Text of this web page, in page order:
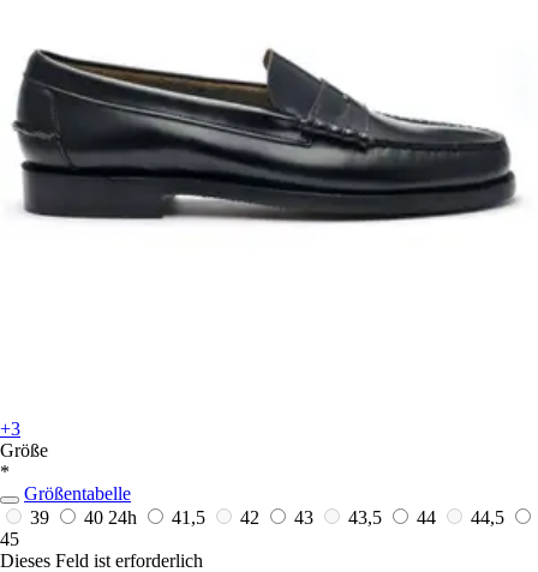
+3
Größe
*
Größentabelle
39
40 24h 41,5 42 43 43,5 44
44,5
45
Dieses Feld ist erforderlich